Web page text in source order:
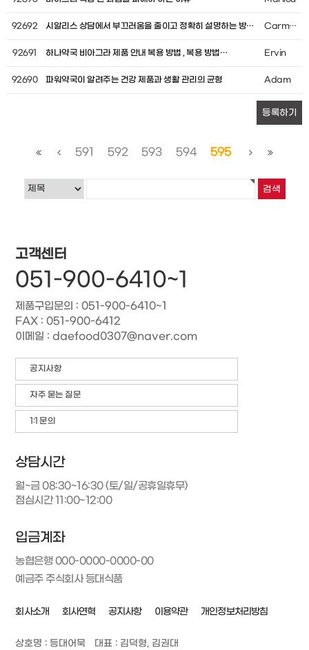
92692 시알리스 상담에서 부끄러움을 줄이고 정확히 설명하는 방… Carmella Moulde…
92691 하나약국 비아그라 제품 안내 복용 방법 , 복용 방법… Ervin
92690 파워약국이 알려주는 건강 제품과 생활 관리의 균형 Adam
등록하기
591 592 593 594 595
고객센터
051-900-6410~1
제품구입문의 : 051-900-6410~1
FAX : 051-900-6412
이메일 : daefood0307@naver.com
공지사항
자주 묻는 질문
1:1 문의
상담시간
월~금 08:30~16:30 (토/일/공휴일휴무)
점심시간 11:00~12:00
입금계좌
농협은행 000-0000-0000-00
예금주 주식회사 등대식품
회사소개 회사연혁 공지사항 이용약관 개인정보처리방침
상호명 : 등대어묵 대표 : 김덕형, 김권대